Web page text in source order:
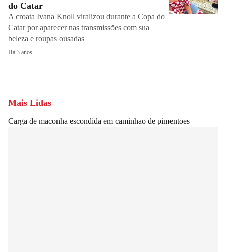
do Catar
A croata Ivana Knoll viralizou durante a Copa do
Catar por aparecer nas transmissões com sua
beleza e roupas ousadas
Há 3 anos
Mais Lidas
Carga de maconha escondida em caminhao de pimentoes